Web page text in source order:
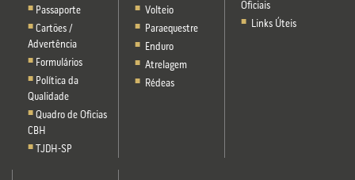
Passaporte
Cartões /
Advertência
Formulários
Política da
Qualidade
Quadro de Oficias
CBH
TJDH-SP
Volteio
Paraequestre
Enduro
Atrelagem
Rédeas
Oficiais
Links Úteis